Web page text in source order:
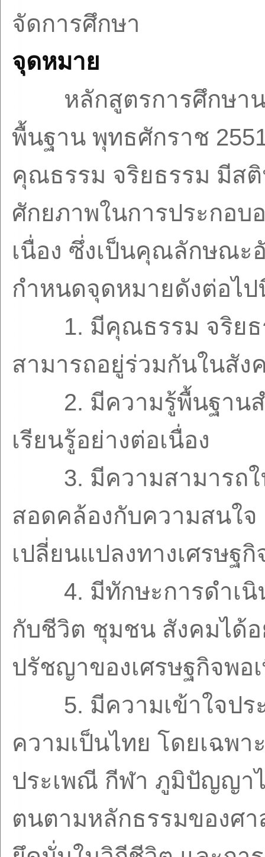
จัดการศึกษา
จุดหมาย
หลักสูตรการศึกษา
พื้นฐาน พุทธศักราช
คุณธรรม จริยธรรม มี
ศักยภาพในการประกอบ
เนื่อง ซึ่งเป็นคุณลักษณะ
กำหนดจุดหมายดังต่อไป
1. มีคุณธรรม จริย
สามารถอยู่ร่วมกันในสัง
2. มีความรู้พื้นฐาน
เรียนรู้อย่างต่อเนื่อง
3. มีความสามารถ
สอดคล้องกับความสนใ
เปลี่ยนแปลงทางเศรษฐ
4. มีทักษะการดำเ
กับชีวิต ชุมชน สังคมได้
ปรัชญาของเศรษฐกิจพอ
5. มีความเข้าใจป
ความเป็นไทย โดยเฉพ
ประเพณี กีฬา ภูมิปัญญา
ตนตามหลักธรรมของศ